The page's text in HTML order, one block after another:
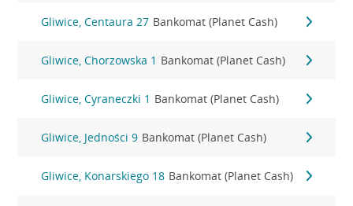
Gliwice, Centaura 27 Bankomat (Planet Cash)
Gliwice, Chorzowska 1 Bankomat (Planet Cash)
Gliwice, Cyraneczki 1 Bankomat (Planet Cash)
Gliwice, Jedności 9 Bankomat (Planet Cash)
Gliwice, Konarskiego 18 Bankomat (Planet Cash)